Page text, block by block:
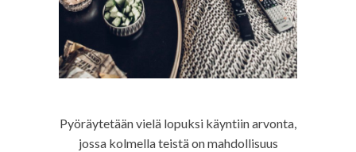
Pyöräytetään vielä lopuksi käyntiin arvonta,
jossa kolmella teistä on mahdollisuus